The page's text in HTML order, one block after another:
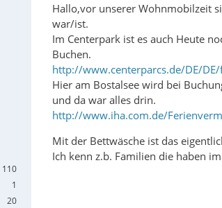
110
1
20
Hallo,vor unserer Wohnmobilzeit
war/ist.
Im Centerpark ist es auch Heute
Buchen.
http://www.centerparcs.de/DE/
Hier am Bostalsee wird bei
und da war alles drin.
http://www.iha.com.de/
Mit der Bettwäsche ist das
Ich kenn z.b. Familien die haben